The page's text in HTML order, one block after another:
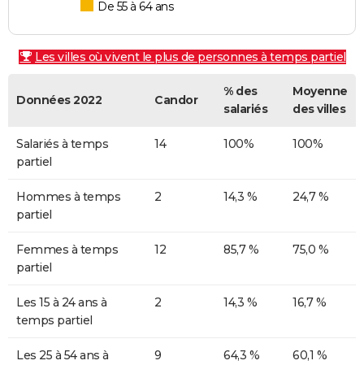
De 55 à 64 ans
Les villes où vivent le plus de personnes à temps partiel
Données 2022 Candor
% des
salariés
Moyenne
des villes
Salariés à temps
partiel
14 100% 100%
Hommes à temps
partiel
2 14,3 % 24,7 %
Femmes à temps
partiel
12 85,7 % 75,0 %
Les 15 à 24 ans à
temps partiel
2 14,3 % 16,7 %
Les 25 à 54 ans à
9 64,3 % 60,1 %